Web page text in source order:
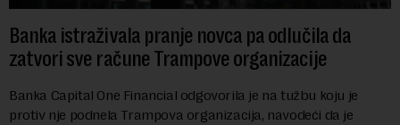
Banka istraživala pranje novca pa odlučila da
zatvori sve račune Trampove organizacije
Banka Capital One Financial odgovorila je na tužbu koju je
protiv nje podnela Trampova organizacija, navodeći da je